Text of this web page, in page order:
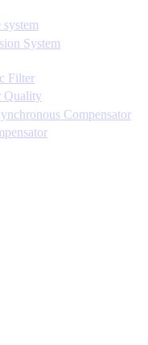
system
System
Filter
Quality
Compensator